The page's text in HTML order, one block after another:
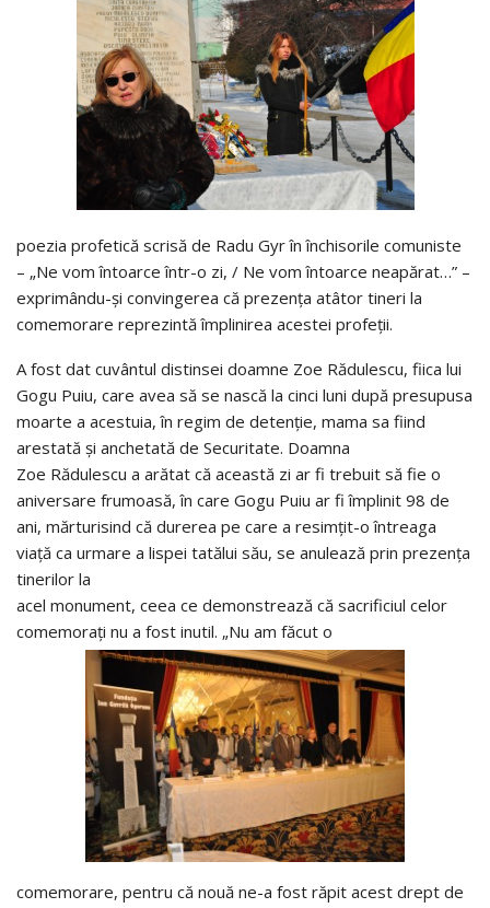
poezia profetică scrisă de Radu Gyr în închisorile comuniste
– „Ne vom întoarce într-o zi, / Ne vom întoarce neapărat…” –
exprimându-şi convingerea că prezenţa atâtor tineri la
comemorare reprezintă împlinirea acestei profeţii.
A fost dat cuvântul distinsei doamne Zoe Rădulescu, fiica lui
Gogu Puiu, care avea să se nască la cinci luni după presupusa
moarte a acestuia, în regim de detenţie, mama sa fiind
arestată şi anchetată de Securitate. Doamna
Zoe Rădulescu a arătat că această zi ar fi trebuit să fie o
aniversare frumoasă, în care Gogu Puiu ar fi împlinit 98 de
ani, mărturisind că durerea pe care a resimţit-o întreaga
viaţă ca urmare a lispei tatălui său, se anulează prin prezenţa
tinerilor la
acel monument, ceea ce demonstrează că sacrificiul celor
comemoraţi nu a fost inutil. „Nu am făcut o
comemorare, pentru că nouă ne-a fost răpit acest drept de